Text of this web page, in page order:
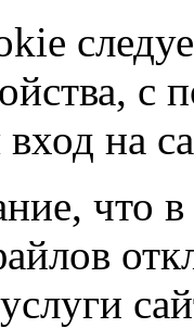
на
что в